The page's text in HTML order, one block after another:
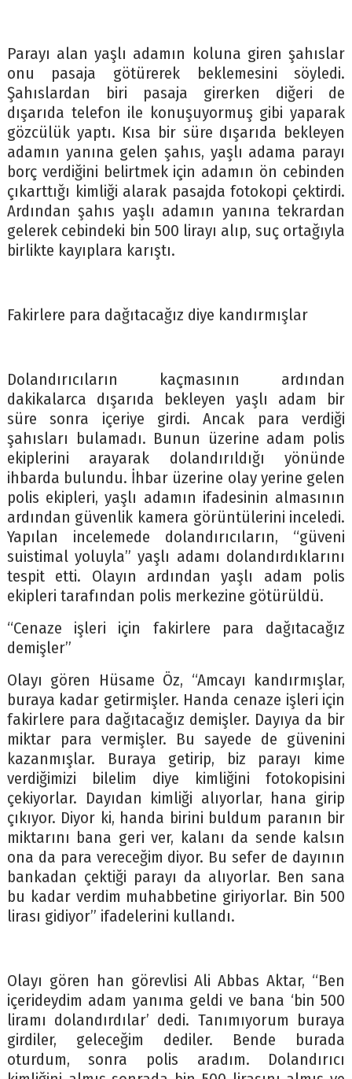
Parayı alan yaşlı adamın koluna giren şahıslar
onu pasaja götürerek beklemesini söyledi.
Şahıslardan biri pasaja girerken diğeri de
dışarıda telefon ile konuşuyormuş gibi yaparak
gözcülük yaptı. Kısa bir süre dışarıda bekleyen
adamın yanına gelen şahıs, yaşlı adama parayı
borç verdiğini belirtmek için adamın ön cebinden
çıkarttığı kimliği alarak pasajda fotokopi çektirdi.
Ardından şahıs yaşlı adamın yanına tekrardan
gelerek cebindeki bin 500 lirayı alıp, suç ortağıyla
birlikte kayıplara karıştı.
Fakirlere para dağıtacağız diye kandırmışlar
Dolandırıcıların kaçmasının ardından
dakikalarca dışarıda bekleyen yaşlı adam bir
süre sonra içeriye girdi. Ancak para verdiği
şahısları bulamadı. Bunun üzerine adam polis
ekiplerini arayarak dolandırıldığı yönünde
ihbarda bulundu. İhbar üzerine olay yerine gelen
polis ekipleri, yaşlı adamın ifadesinin almasının
ardından güvenlik kamera görüntülerini inceledi.
Yapılan incelemede dolandırıcıların, “güveni
suistimal yoluyla” yaşlı adamı dolandırdıklarını
tespit etti. Olayın ardından yaşlı adam polis
ekipleri tarafından polis merkezine götürüldü.
“Cenaze işleri için fakirlere para dağıtacağız
demişler”
Olayı gören Hüsame Öz, “Amcayı kandırmışlar,
buraya kadar getirmişler. Handa cenaze işleri için
fakirlere para dağıtacağız demişler. Dayıya da bir
miktar para vermişler. Bu sayede de güvenini
kazanmışlar. Buraya getirip, biz parayı kime
verdiğimizi bilelim diye kimliğini fotokopisini
çekiyorlar. Dayıdan kimliği alıyorlar, hana girip
çıkıyor. Diyor ki, handa birini buldum paranın bir
miktarını bana geri ver, kalanı da sende kalsın
ona da para vereceğim diyor. Bu sefer de dayının
bankadan çektiği parayı da alıyorlar. Ben sana
bu kadar verdim muhabbetine giriyorlar. Bin 500
lirası gidiyor” ifadelerini kullandı.
Olayı gören han görevlisi Ali Abbas Aktar, “Ben
içerideydim adam yanıma geldi ve bana ‘bin 500
liramı dolandırdılar’ dedi. Tanımıyorum buraya
girdiler, geleceğim dediler. Bende burada
oturdum, sonra polis aradım. Dolandırıcı